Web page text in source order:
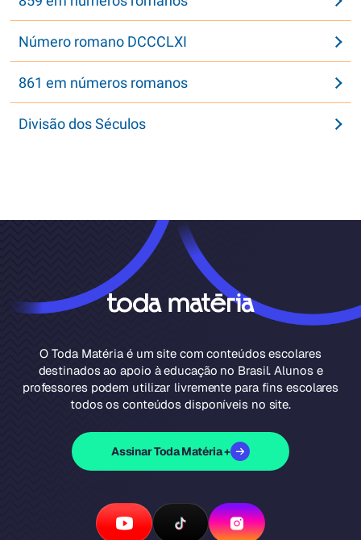
Número romano DCCCLXI
861 em números romanos
Divisão dos Séculos
O Toda Matéria é um site com conteúdos escolares
destinados ao apoio à educação no Brasil. Alunos e
professores podem utilizar livremente para fins escolares
todos os conteúdos disponíveis no site.
Assinar Toda Matéria +